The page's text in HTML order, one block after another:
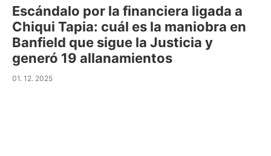
Escándalo por la financiera ligada a
Chiqui Tapia: cuál es la maniobra en
Banfield que sigue la Justicia y
generó 19 allanamientos
01. 12. 2025